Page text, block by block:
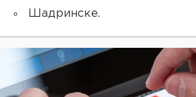
Шадринске.